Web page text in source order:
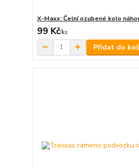
X-Maxx: Čelní ozubené kolo
99 Kč/ks
Přidat do